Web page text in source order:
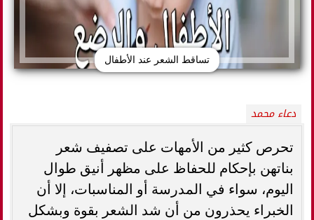
تساقط الشعر عند الأطفال
دعاء محمد
تحرص كثير من الأمهات على تصفيف شعر
بناتهن بإحكام للحفاظ على مظهر أنيق طوال
اليوم، سواء في المدرسة أو المناسبات، إلا أن
الخبراء يحذرون من أن شد الشعر بقوة وبشكل